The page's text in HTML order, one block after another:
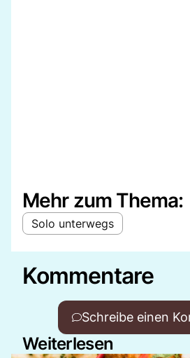
Mehr zum Thema:
Solo unterwegs
Kommentare
Schreibe einen
Weiterlesen